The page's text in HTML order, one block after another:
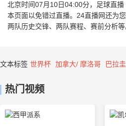
北京时间07月10日04:00分，足球直
本页面以免错过直播。24直播网还为
两队历史交锋、两队赛程、赛前分析等
文本标签 世界杯 加拿大/ 摩洛哥 巴拉
热门视频